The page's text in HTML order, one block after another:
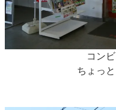
コン
ちょっ